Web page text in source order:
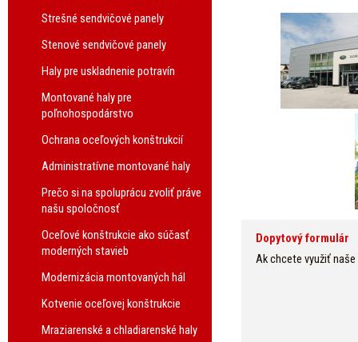
Strešné sendvičové panely
Stenové sendvičové panely
Haly pre uskladnenie potravín
Montované haly pre
poľnohospodárstvo
Ochrana oceľových konštrukcií
Administratívne montované haly
Prečo si na spoluprácu zvoliť práve
našu spoločnosť
Oceľové konštrukcie ako súčasť
moderných stavieb
Modernizácia montovaných hál
Kotvenie oceľovej konštrukcie
Mraziarenské a chladiarenské haly
Dopytový formulár
Ak chcete využiť